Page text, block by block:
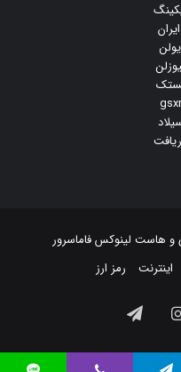
و هاست لینوکسفاماسرور
اینترنت رمز ارز
اینستاگرام